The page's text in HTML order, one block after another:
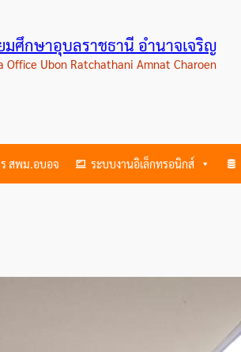
ศึกษาอุบลราชธานี อำนาจเจริญ
Office Ubon Ratchathani Amnat Charoen
สพม.อบอจ ระบบงานอิเล็กทรอนิกส์